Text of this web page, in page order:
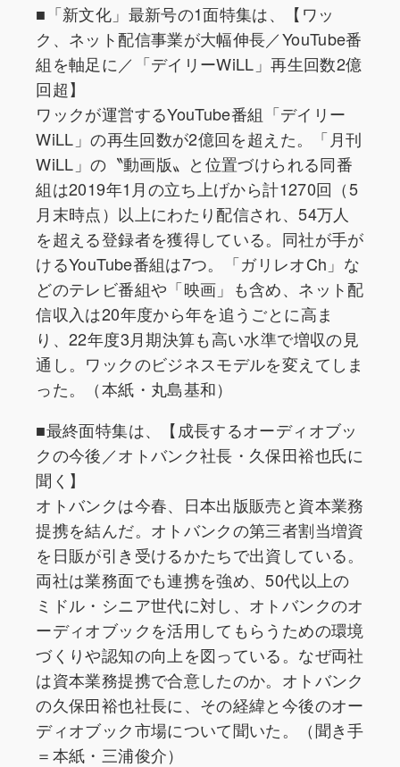
■「新文化」最新号の1面特集は、【ワッ
ク、ネット配信事業が大幅伸長／YouTube番
組を軸足に／「デイリーWiLL」再生回数2億
回超】
ワックが運営するYouTube番組「デイリー
WiLL」の再生回数が2億回を超えた。「月刊
WiLL」の〝動画版〟と位置づけられる同番
組は2019年1月の立ち上げから計1270回（5
月末時点）以上にわたり配信され、54万人
を超える登録者を獲得している。同社が手が
けるYouTube番組は7つ。「ガリレオCh」な
どのテレビ番組や「映画」も含め、ネット配
信収入は20年度から年を追うごとに高ま
り、22年度3月期決算も高い水準で増収の見
通し。ワックのビジネスモデルを変えてしま
った。（本紙・丸島基和）
■最終面特集は、【成長するオーディオブッ
クの今後／オトバンク社長・久保田裕也氏に
聞く】
オトバンクは今春、日本出版販売と資本業務
提携を結んだ。オトバンクの第三者割当増資
を日販が引き受けるかたちで出資している。
両社は業務面でも連携を強め、50代以上の
ミドル・シニア世代に対し、オトバンクのオ
ーディオブックを活用してもらうための環境
づくりや認知の向上を図っている。なぜ両社
は資本業務提携で合意したのか。オトバンク
の久保田裕也社長に、その経緯と今後のオー
ディオブック市場について聞いた。（聞き手
＝本紙・三浦俊介）